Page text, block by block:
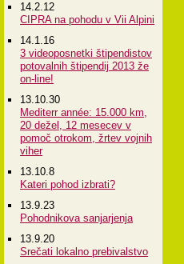
14.2.12
CIPRA na pohodu v Vii Alpini
14.1.16
3 videoposnetki štipendistov
potovalnih štipendij 2013 že
on-line!
13.10.30
Mediterr année: 15.000 km,
20 dežel, 12 mesecev v
pomoč otrokom, žrtev vojnih
viher
13.10.8
Kateri pohod izbrati?
13.9.23
Pohodnikova sanjarjenja
13.9.20
Srečati lokalno prebivalstvo